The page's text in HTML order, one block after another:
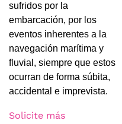
sufridos por la
embarcación, por los
eventos inherentes a la
navegación marítima y
fluvial, siempre que estos
ocurran de forma súbita,
accidental e imprevista.
Solicite más